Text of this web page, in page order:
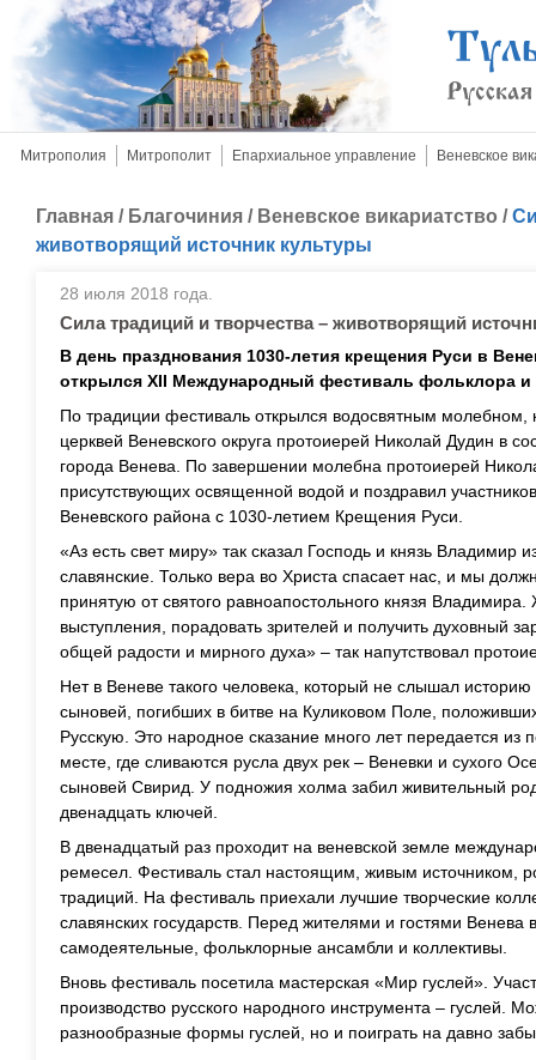
Митрополия Митрополит Епархиальное управление Веневское
Главная / Благочиния / Веневское викариатство /
животворящий источник культуры
28 июля 2018 года.
Сила традиций и творчества – животворящий
В день празднования 1030-летия крещения Руси в
открылся XII Международный фестиваль фольклора и
По традиции фестиваль открылся водосвятным молебном,
церквей Веневского округа протоиерей Николай Дудин в
города Венева. По завершении молебна протоиерей
присутствующих освященной водой и поздравил
Веневского района с 1030-летием Крещения Руси.
«Аз есть свет миру» так сказал Господь и князь Владимир
славянские. Только вера во Христа спасает нас, и мы
принятую от святого равноапостольного князя
выступления, порадовать зрителей и получить духовный
общей радости и мирного духа» – так напутствовал
Нет в Веневе такого человека, который не слышал
сыновей, погибших в битве на Куликовом Поле,
Русскую. Это народное сказание много лет передается из
месте, где сливаются русла двух рек – Веневки и сухого
сыновей Свирид. У подножия холма забил живительный
двенадцать ключей.
В двенадцатый раз проходит на веневской земле
ремесел. Фестиваль стал настоящим, живым источником,
традиций. На фестиваль приехали лучшие творческие
славянских государств. Перед жителями и гостями
самодеятельные, фольклорные ансамбли и коллективы.
Вновь фестиваль посетила мастерская «Мир гуслей».
производство русского народного инструмента – гуслей.
разнообразные формы гуслей, но и поиграть на давно